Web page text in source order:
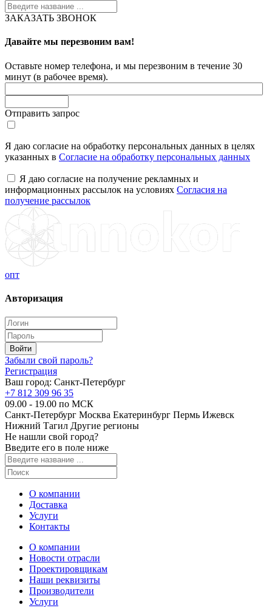
ЗАКАЗАТЬ ЗВОНОК
Давайте мы перезвоним вам!
Оставьте номер телефона, и мы перезвоним в течение 30
минут (в рабочее время).
Отправить запрос
Я даю согласие на обработку персональных данных в целях
указанных в Согласие на обработку персональных данных
Я даю согласие на получение рекламных и
информационных рассылок на условиях Согласия на
получение рассылок
опт
Авторизация
Забыли свой пароль?
Регистрация
Ваш город: Санкт-Петербург
+7 812 309 96 35
09.00 - 19.00 по МСК
Санкт-Петербург Москва Екатеринбург Пермь Ижевск
Нижний Тагил Другие регионы
Не нашли свой город?
Введите его в поле ниже
О компании
Доставка
Услуги
Контакты
О компании
Новости отрасли
Проектировщикам
Наши реквизиты
Производители
Услуги